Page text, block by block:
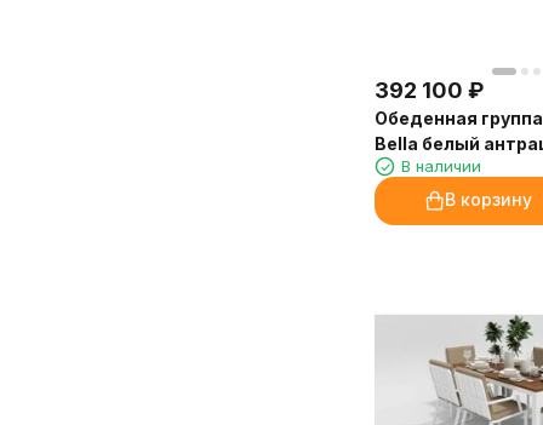
392 100 ₽
Обеденная
Bella белый
стульями Voglie
В наличии
В корзину